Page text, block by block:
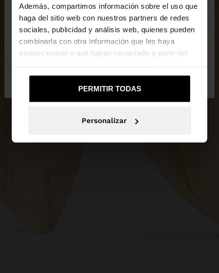
Además, compartimos información sobre el uso que
haga del sitio web con nuestros partners de redes
sociales, publicidad y análisis web, quienes pueden
combinarla con otra información que les haya
proporcionado o que hayan recopilado a partir del
PERMITIR TODAS
Personalizar
Estás accediendo a la web de España. ¿Quieres ir a
la web de United States?